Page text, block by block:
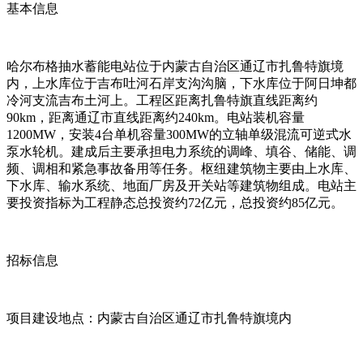
基本信息
哈尔布格抽水蓄能电站位于内蒙古自治区通辽市扎鲁特旗境
内，上水库位于吉布吐河石岸支沟沟脑，下水库位于阿日坤都
冷河支流吉布土河上。工程区距离扎鲁特旗直线距离约
90km，距离通辽市直线距离约240km。电站装机容量
1200MW，安装4台单机容量300MW的立轴单级混流可逆式水
泵水轮机。建成后主要承担电力系统的调峰、填谷、储能、调
频、调相和紧急事故备用等任务。枢纽建筑物主要由上水库、
下水库、输水系统、地面厂房及开关站等建筑物组成。电站主
要投资指标为工程静态总投资约72亿元，总投资约85亿元。
招标信息
项目建设地点：内蒙古自治区通辽市扎鲁特旗境内